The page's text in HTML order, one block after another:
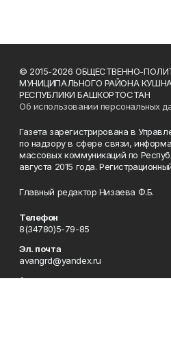
© 2015-2026 ОБЩЕСТВЕННО-
МУНИЦИПАЛЬНОГО РАЙОНА
РЕСПУБЛИКИ БАШКОРТОСТАН
Об использовании персональных
Газета зарегистрирована в
по надзору в сфере связи,
массовых коммуникаций по
августа 2015 года.
Главный редактор Низаева Ф.Б.
Телефон
8(34780)5-79-85
Эл. почта
avangrd@yandex.ru
Адрес